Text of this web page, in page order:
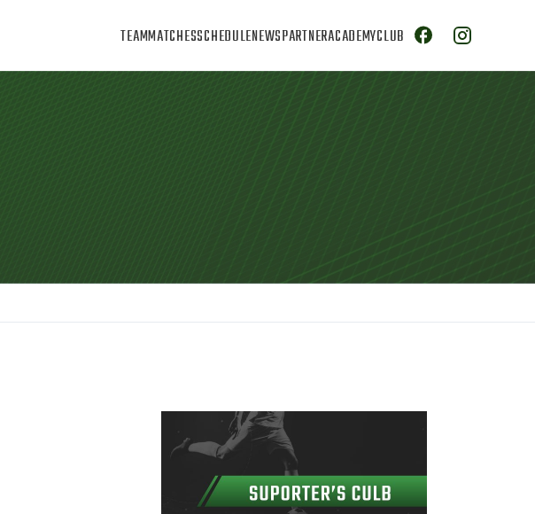
TEAMMATCHESSCHEDULENEWSPARTNERACADEMYCLUB